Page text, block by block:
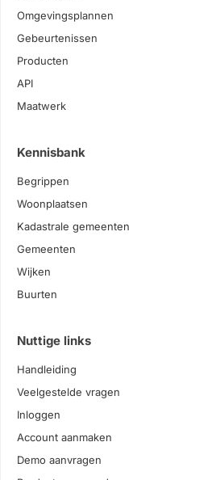
Omgevingsplannen
Gebeurtenissen
Producten
API
Maatwerk
Kennisbank
Begrippen
Woonplaatsen
Kadastrale gemeenten
Gemeenten
Wijken
Buurten
Nuttige links
Handleiding
Veelgestelde vragen
Inloggen
Account aanmaken
Demo aanvragen